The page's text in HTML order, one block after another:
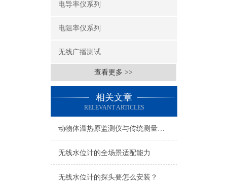
电导率仪系列
电阻率仪系列
无线广播测试
查看更多 >>
相关文章
RELEVANT ARTICLES
动物体温热原监测仪与传统测量方法的对比优势
无线水位计的全场景适配能力
无线水位计的探头要怎么安装？